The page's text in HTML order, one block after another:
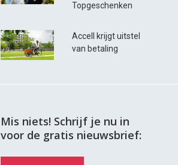
Topgeschenken
Accell krijgt uitstel
van betaling
Mis niets! Schrijf je nu in
voor de gratis nieuwsbrief: